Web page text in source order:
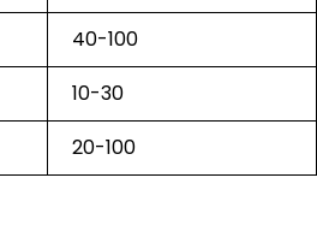
40-100
10-30
20-100